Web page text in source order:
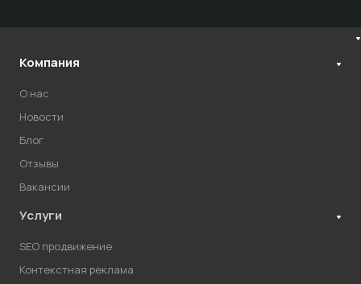
Компания
О нас
Новости
Блог
Отзывы
Вакансии
Услуги
SEO продвижение
Контекстная реклама